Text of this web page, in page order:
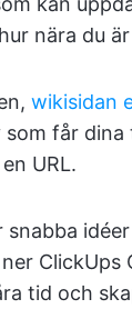
nära du
wikisidan
får
URL.
snabba
ClickUps
tid och